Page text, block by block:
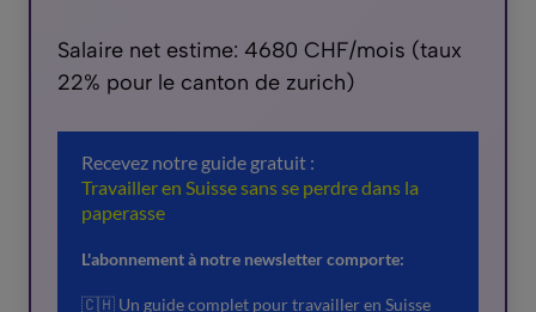
Salaire net estime: 4680 CHF/mois (taux
22% pour le canton de zurich)